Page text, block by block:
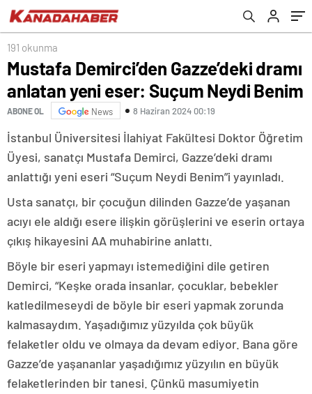
191 okunma
Mustafa Demirci’den Gazze’deki dramı
anlatan yeni eser: Suçum Neydi Benim
ABONE OL News 8 Haziran 2024 00:19
İstanbul Üniversitesi İlahiyat Fakültesi Doktor Öğretim
Üyesi, sanatçı Mustafa Demirci, Gazze’deki dramı
anlattığı yeni eseri “Suçum Neydi Benim”i yayınladı.
Usta sanatçı, bir çocuğun dilinden Gazze’de yaşanan
acıyı ele aldığı esere ilişkin görüşlerini ve eserin ortaya
çıkış hikayesini AA muhabirine anlattı.
Böyle bir eseri yapmayı istemediğini dile getiren
Demirci, “Keşke orada insanlar, çocuklar, bebekler
katledilmeseydi de böyle bir eseri yapmak zorunda
kalmasaydım. Yaşadığımız yüzyılda çok büyük
felaketler oldu ve olmaya da devam ediyor. Bana göre
Gazze’de yaşananlar yaşadığımız yüzyılın en büyük
felaketlerinden bir tanesi. Çünkü masumiyetin